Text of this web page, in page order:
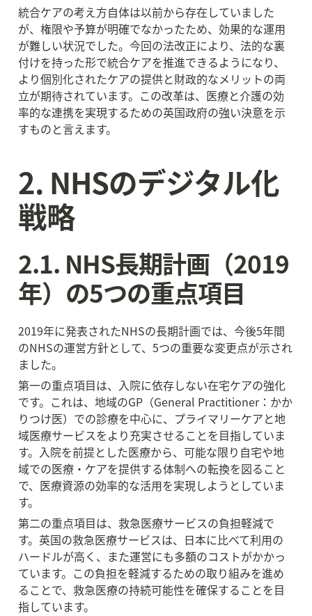
統合ケアの考え方自体は以前から存在していました
が、権限や予算が明確でなかったため、効果的な運用
が難しい状況でした。今回の法改正により、法的な裏
付けを持った形で統合ケアを推進できるようになり、
より個別化されたケアの提供と財政的なメリットの両
立が期待されています。この改革は、医療と介護の効
率的な連携を実現するための英国政府の強い決意を示
すものと言えます。
2. NHSのデジタル化
戦略
2.1. NHS長期計画（2019
年）の5つの重点項目
2019年に発表されたNHSの長期計画では、今後5年間
のNHSの運営方針として、5つの重要な変更点が示され
ました。
第一の重点項目は、入院に依存しない在宅ケアの強化
です。これは、地域のGP（General Practitioner：かか
りつけ医）での診療を中心に、プライマリーケアと地
域医療サービスをより充実させることを目指していま
す。入院を前提とした医療から、可能な限り自宅や地
域での医療・ケアを提供する体制への転換を図ること
で、医療資源の効率的な活用を実現しようとしていま
す。
第二の重点項目は、救急医療サービスの負担軽減で
す。英国の救急医療サービスは、日本に比べて利用の
ハードルが高く、また運営にも多額のコストがかかっ
ています。この負担を軽減するための取り組みを進め
ることで、救急医療の持続可能性を確保することを目
指しています。